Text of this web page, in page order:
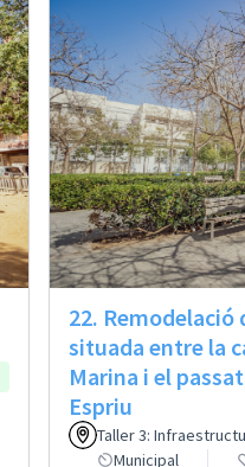
22. Remodelació
situada entre la
Marina i el
Espriu
Taller 3:
Municipal